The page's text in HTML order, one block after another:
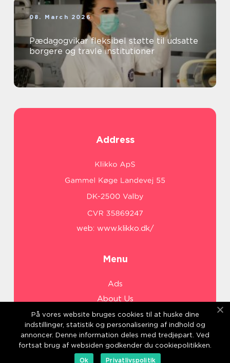
08. March 2026
Pædagogvikar fleksibel støtte til udsatte
borgere og travle institutioner
Address
web: www.klikko.dk/
Menu
Ads
About Us
Cookies
Contact
Sitemap
På vores website bruges cookies til at huske dine
indstillinger, statistik og personalisering af indhold og
annoncer. Denne information deles med tredjepart. Ved
fortsat brug af websiden godkender du cookiepolitikken.
Ok
Privatlivspolitik